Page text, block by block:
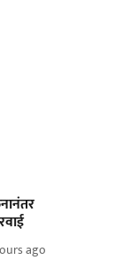
ago